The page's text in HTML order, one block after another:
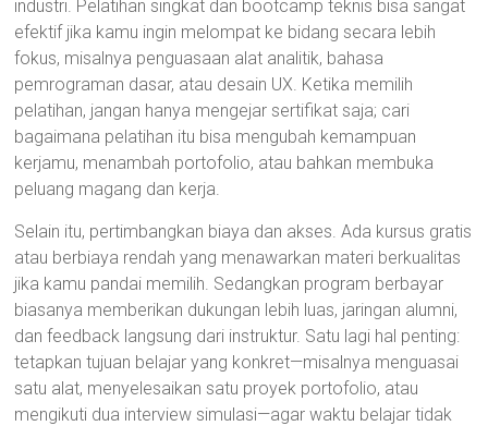
industri. Pelatihan singkat dan bootcamp teknis bisa sangat
efektif jika kamu ingin melompat ke bidang secara lebih
fokus, misalnya penguasaan alat analitik, bahasa
pemrograman dasar, atau desain UX. Ketika memilih
pelatihan, jangan hanya mengejar sertifikat saja; cari
bagaimana pelatihan itu bisa mengubah kemampuan
kerjamu, menambah portofolio, atau bahkan membuka
peluang magang dan kerja.
Selain itu, pertimbangkan biaya dan akses. Ada kursus gratis
atau berbiaya rendah yang menawarkan materi berkualitas
jika kamu pandai memilih. Sedangkan program berbayar
biasanya memberikan dukungan lebih luas, jaringan alumni,
dan feedback langsung dari instruktur. Satu lagi hal penting:
tetapkan tujuan belajar yang konkret—misalnya menguasai
satu alat, menyelesaikan satu proyek portofolio, atau
mengikuti dua interview simulasi—agar waktu belajar tidak